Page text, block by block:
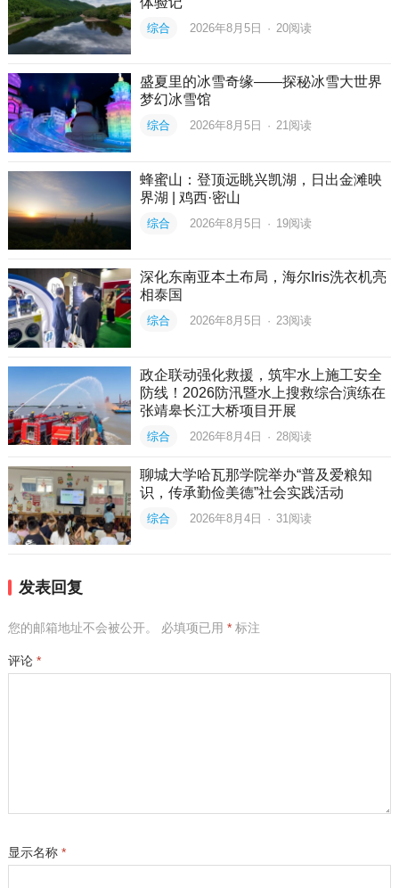
综合 2026年8月5日 · 20阅读
盛夏里的冰雪奇缘——探秘冰雪大世界
梦幻冰雪馆
综合 2026年8月5日 · 21阅读
蜂蜜山：登顶远眺兴凯湖，日出金滩映
界湖 | 鸡西·密山
综合 2026年8月5日 · 19阅读
深化东南亚本土布局，海尔Iris洗衣机亮
相泰国
综合 2026年8月5日 · 23阅读
政企联动强化救援，筑牢水上施工安全
防线！2026防汛暨水上搜救综合演练在
张靖皋长江大桥项目开展
综合 2026年8月4日 · 28阅读
聊城大学哈瓦那学院举办“普及爱粮知
识，传承勤俭美德”社会实践活动
综合 2026年8月4日 · 31 阅读
发表回复
您的邮箱地址不会被公开。 必填项已用 *标注
评论 *
显示名称 *